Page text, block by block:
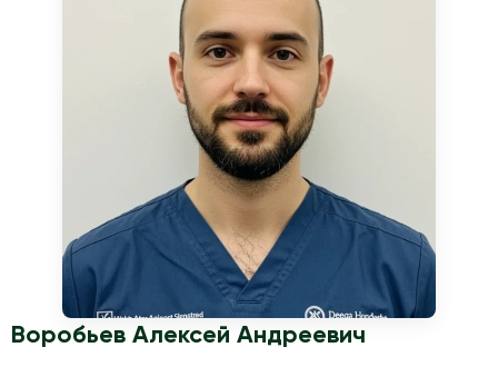
Воробьев Алексей Андреевич